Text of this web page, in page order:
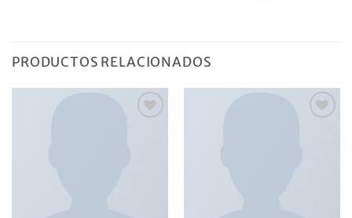
PRODUCTOS RELACIONADOS